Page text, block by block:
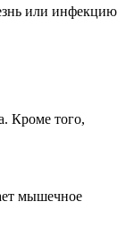
или инфекцию
Кроме того,
мышечное